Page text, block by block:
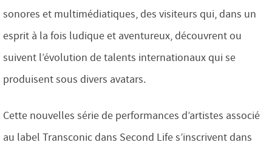
sonores et multimédiatiques, des visiteurs qui, dans un
esprit à la fois ludique et aventureux, découvrent ou
suivent l’évolution de talents internationaux qui se
produisent sous divers avatars.
Cette nouvelles série de performances d’artistes associé
au label Transconic dans Second Life s’inscrivent dans